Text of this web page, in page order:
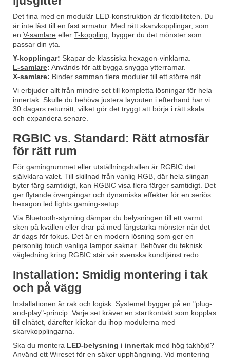
Det fina med en modulär LED-konstruktion är flexibiliteten. Du
är inte låst till en fast armatur. Med rätt skarvkopplingar, som
en V-samlare eller T-koppling , bygger du det mönster som
passar din yta.
Y-kopplingar: Skapar de klassiska hexagon-vinklarna.
L-samlare: Används för att bygga snygga ytterramar.
X-samlare: Binder samman flera moduler till ett större nät.
Vi erbjuder allt från mindre set till kompletta lösningar för hela
innertak. Skulle du behöva justera layouten i efterhand har vi
30 dagars returrätt, vilket gör det tryggt att börja i rätt skala
och expandera senare.
RGBIC vs. Standard: Rätt atmosfär
för rätt rum
För gamingrummet eller utställningshallen är RGBIC det
självklara valet. Till skillnad från vanlig RGB, där hela slingan
byter färg samtidigt, kan RGBIC visa flera färger samtidigt. Det
ger flytande övergångar och dynamiska effekter för en seriös
hexagon led lights gaming-setup.
Via Bluetooth-styrning dämpar du belysningen till ett varmt
sken på kvällen eller drar på med färgstarka mönster när det
är dags för fokus. Det är en modern lösning som ger en
personlig touch vanliga lampor saknar. Behöver du teknisk
vägledning kring RGBIC står vår svenska kundtjänst redo.
Installation: Smidig montering i tak
och på vägg
Installationen är rak och logisk. Systemet bygger på en "plug-
and-play"-princip. Varje set kräver en startkontakt som kopplas
till elnätet, därefter klickar du ihop modulerna med
skarvkopplingarna.
Ska du montera LED-belysning i innertak med hög takhöjd?
Använd ett Wireset för en säker upphängning. Vid montering